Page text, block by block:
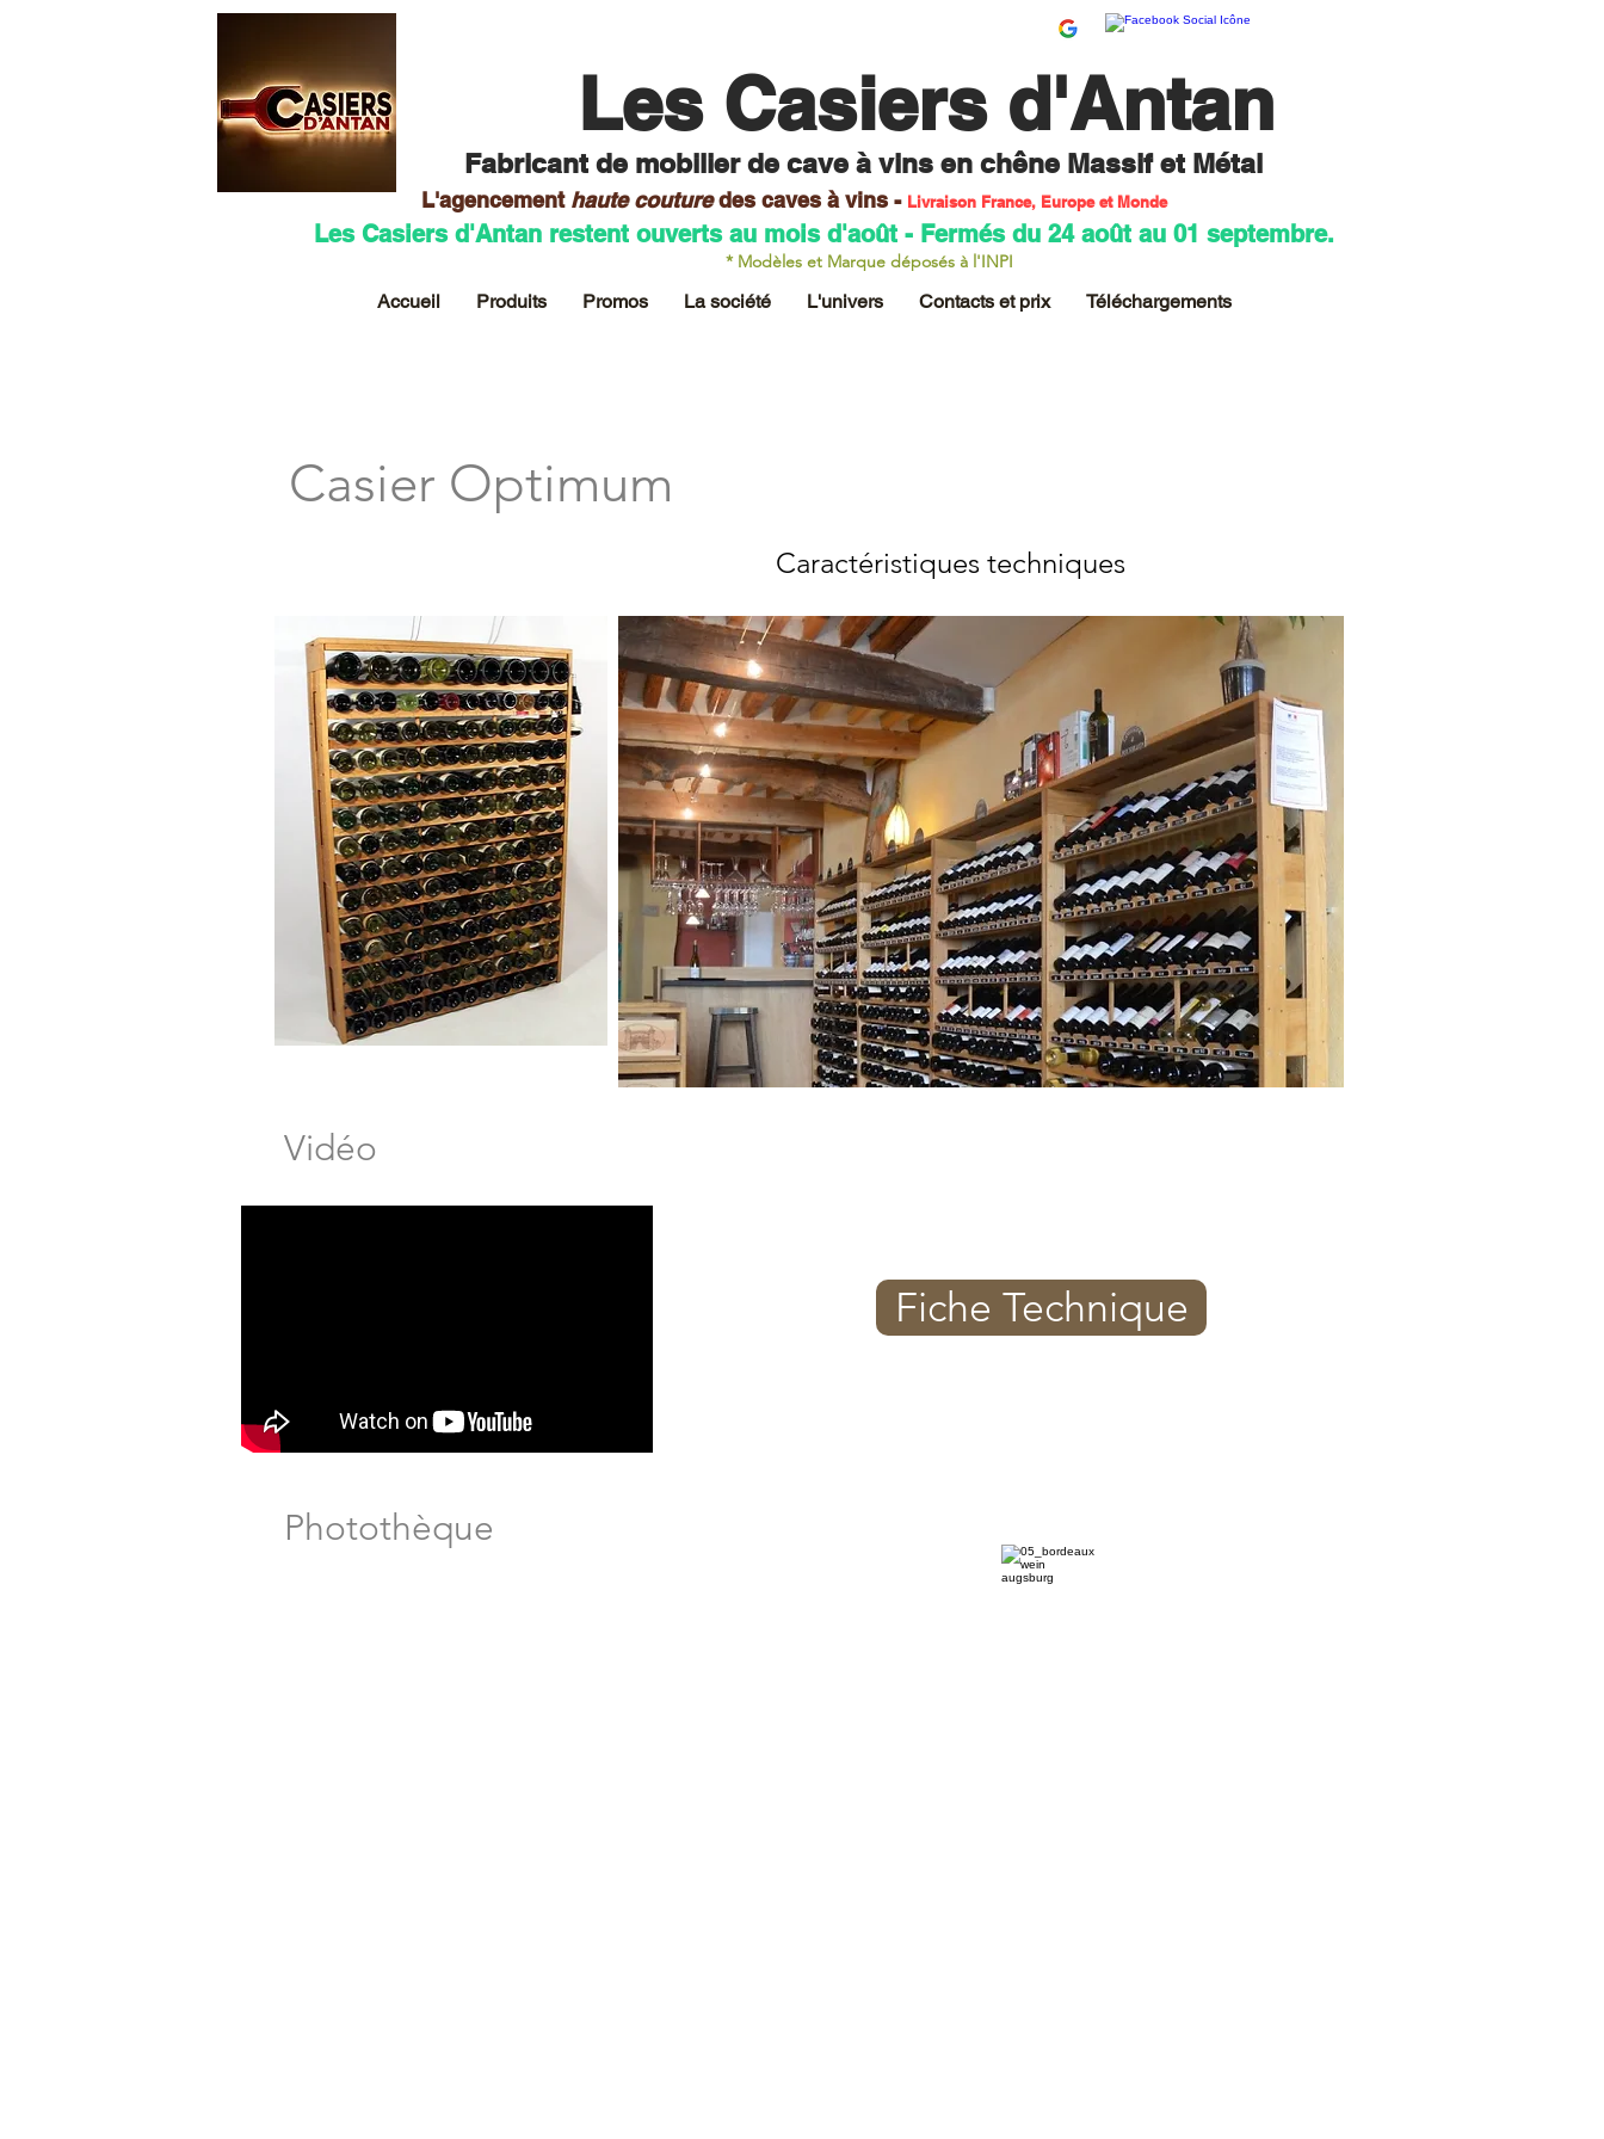
Les Casiers d'Antan
Fabricant de mobilierde cave à vins en chêne Massif et Métal
L'agencement haute couturedes caves à vins - Livraison France, Europe et Monde
Les Casiers d'Antan restent ouverts au mois d'août - Fermés du 24 août au 01 septembre.
* Modèles et Marque déposés à l'INPI
Accueil Produits Promos La société L'univers Contacts et prix Téléchargements
Casier Optimum
Caractéristiques techniques
Vidéo
Fiche Technique
Photothèque